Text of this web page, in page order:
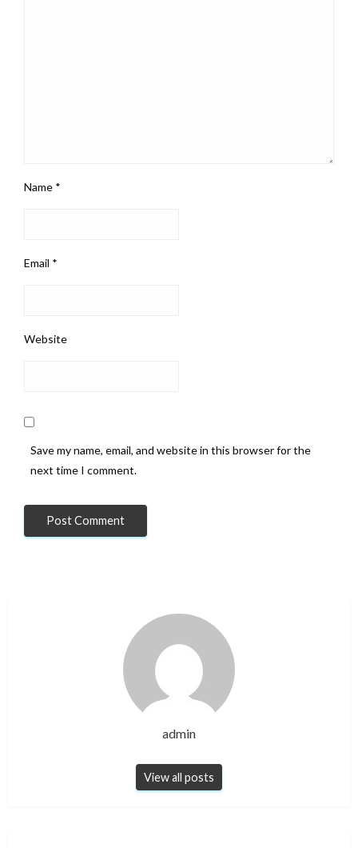
Name *
Email *
Website
Save my name, email, and website in this browser for the
next time I comment.
admin
View all posts